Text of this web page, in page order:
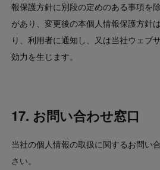
報保護方針に別段の定めのある事項を
があり、変更後の本個人情報保護方針
り、利用者に通知し、又は当社ウェブ
効力を生じます。
17. お問い合わせ窓口
当社の個人情報の取扱に関するお問い
さい。